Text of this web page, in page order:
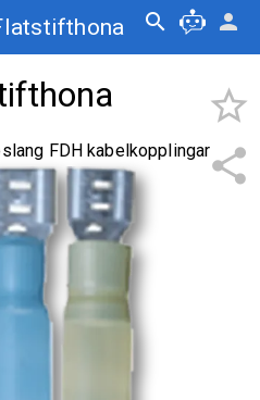
search person
share
star_border
FDH kabelkopplingar